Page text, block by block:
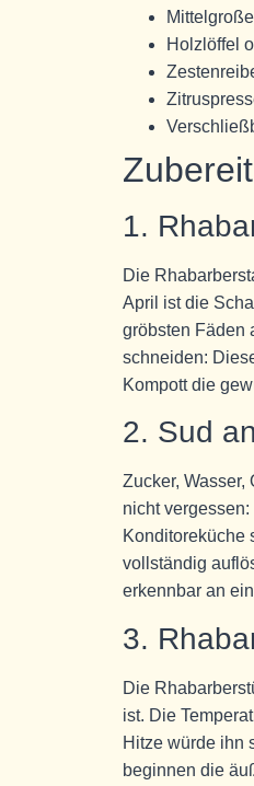
Holzlöffel
1.
Die
April ist die
gröbsten Fäden
schneiden:
Kompott die
2. Sud
Zucker,
nicht
Konditoreküche
vollständig
erkennbar an
3.
Die
ist. Die
Hitze würde ihn
beginnen die